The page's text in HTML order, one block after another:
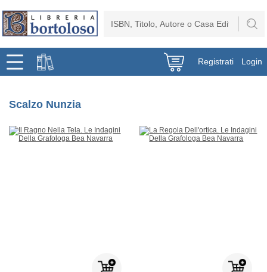
Registrati Login
Scalzo Nunzia